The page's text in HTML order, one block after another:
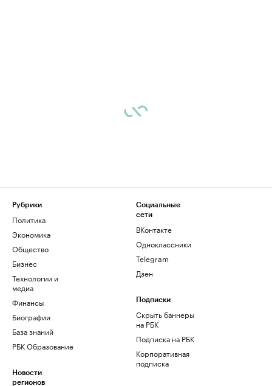
Рубрики
Политика
Экономика
Общество
Бизнес
Технологии и
медиа
Финансы
Биографии
База знаний
РБК Образование
Новости
регионов
Социальные
сети
ВКонтакте
Одноклассники
Telegram
Дзен
Подписки
Скрыть баннеры
на РБК
Подписка на РБК
Корпоративная
подписка